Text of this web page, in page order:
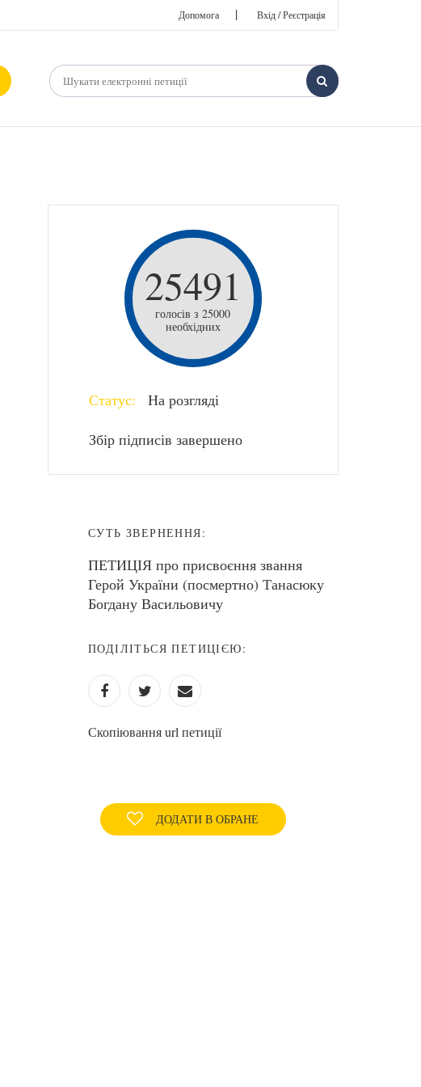
Допомога | Вхід / Реєстрація
25491
голосів з 25000
необхідних
Статус: На розгляді
Збір підписів завершено
СУТЬ ЗВЕРНЕННЯ:
ПЕТИЦІЯ про присвоєння звання
Герой України (посмертно) Танасюку
Богдану Васильовичу
ПОДІЛІТЬСЯ ПЕТИЦІЄЮ:
Скопіювання url петиції
ДОДАТИ В ОБРАНЕ